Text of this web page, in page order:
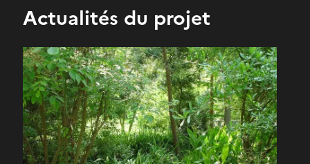
Actualités du projet